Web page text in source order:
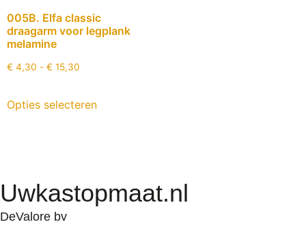
005B. Elfa classic
draagarm voor legplank
melamine
€ 4,30 - € 15,30
Opties selecteren
Uwkastopmaat.nl
DeValore bv